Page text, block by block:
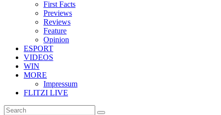
First Facts
Previews
Reviews
Feature
Opinion
ESPORT
VIDEOS
WIN
MORE
Impressum
FLITZI LIVE